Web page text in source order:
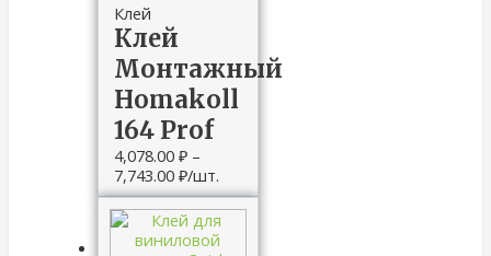
Клей
Клей
Монтажный
Homakoll
164 Prof
4,078.00₽ –
7,743.00₽/шт.